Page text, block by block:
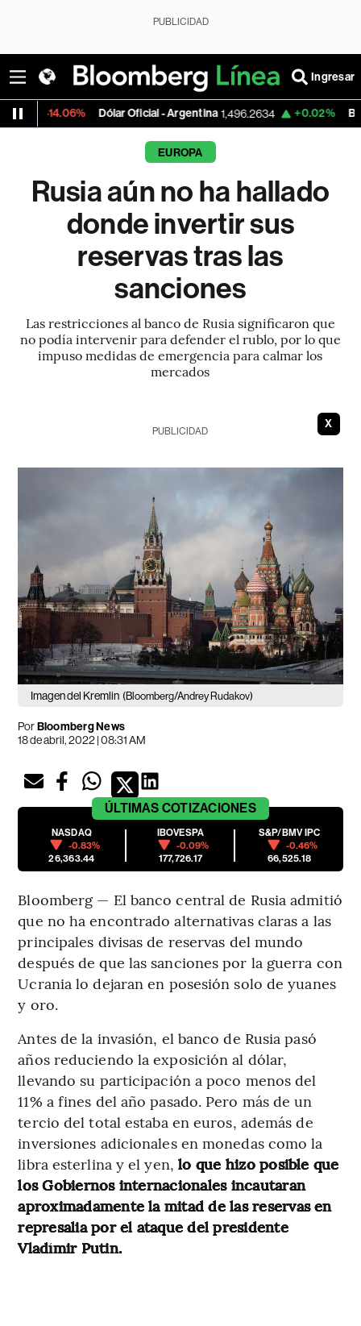
PUBLICIDAD
Ingresar
Dólar Oficial - Argentina 1,496.2634 +0.02% BTC/USD
EUROPA
Rusia aún no ha hallado
donde invertir sus
reservas tras las
sanciones
Las restricciones al banco de Rusia significaron que
no podía intervenir para defender el rublo, por lo que
impuso medidas de emergencia para calmar los
mercados
X
PUBLICIDAD
Imagen del Kremlin (Bloomberg/Andrey Rudakov)
PorBloomberg News
18 de abril, 2022 | 08:31 AM
ÚLTIMAS COTIZACIONES
NASDAQ
-0.83%
26,363.44
IBOVESPA
-0.09%
177,726.17
S&P/BMV IPC
-0.46%
66,525.18
Bloomberg — El banco central de Rusia admitió
que no ha encontrado alternativas claras a las
principales divisas de reservas del mundo
después de que las sanciones por la guerra con
Ucrania lo dejaran en posesión solo de yuanes
y oro.
Antes de la invasión, el banco de Rusia pasó
años reduciendo la exposición al dólar,
llevando su participación a poco menos del
11% a fines del año pasado. Pero más de un
tercio del total estaba en euros, además de
inversiones adicionales en monedas como la
libra esterlina y el yen, lo que hizo posible que
los Gobiernos internacionales incautaran
aproximadamente la mitad de las reservas en
represalia por el ataque del presidente
Vladímir Putin.